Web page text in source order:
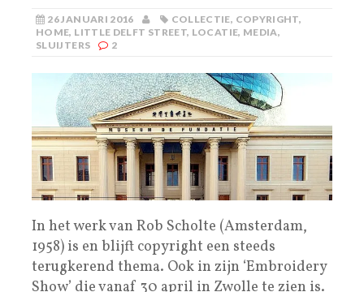
26 JANUARI 2016 COLLECTIE, COPYRIGHT,
HOME, LITTLE DELFT STREET, LOCATIE, MEDIA,
SLUIJTERS
2
In het werk van Rob Scholte (Amsterdam,
1958) is en blijft copyright een steeds
terugkerend thema. Ook in zijn ‘Embroidery
Show’ die vanaf 30 april in Zwolle te zien is.